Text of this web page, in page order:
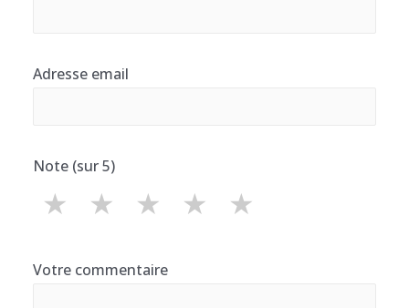
Adresse email
Note (sur 5)
★
★
★
★
★
Votre commentaire